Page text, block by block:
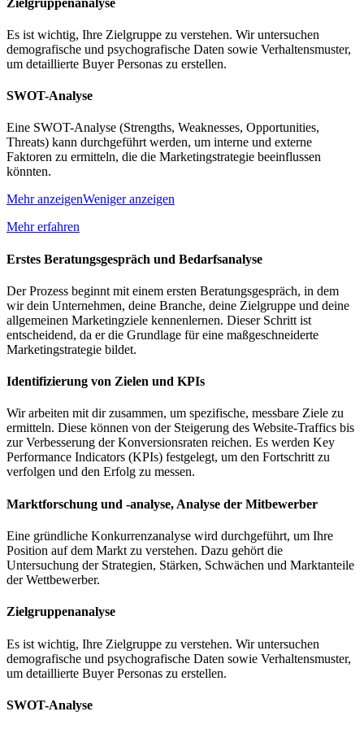
Es ist wichtig, Ihre Zielgruppe zu verstehen. Wir untersuchen
demografische und psychografische Daten sowie Verhaltensmuster,
um detaillierte Buyer Personas zu erstellen.
SWOT-Analyse
Eine SWOT-Analyse (Strengths, Weaknesses, Opportunities,
Threats) kann durchgeführt werden, um interne und externe
Faktoren zu ermitteln, die die Marketingstrategie beeinflussen
könnten.
Mehr anzeigenWeniger anzeigen
Mehr erfahren
Erstes Beratungsgespräch und Bedarfsanalyse
Der Prozess beginnt mit einem ersten Beratungsgespräch, in dem
wir dein Unternehmen, deine Branche, deine Zielgruppe und deine
allgemeinen Marketingziele kennenlernen. Dieser Schritt ist
entscheidend, da er die Grundlage für eine maßgeschneiderte
Marketingstrategie bildet.
Identifizierung von Zielen und KPIs
Wir arbeiten mit dir zusammen, um spezifische, messbare Ziele zu
ermitteln. Diese können von der Steigerung des Website-Traffics bis
zur Verbesserung der Konversionsraten reichen. Es werden Key
Performance Indicators (KPIs) festgelegt, um den Fortschritt zu
verfolgen und den Erfolg zu messen.
Marktforschung und -analyse, Analyse der Mitbewerber
Eine gründliche Konkurrenzanalyse wird durchgeführt, um Ihre
Position auf dem Markt zu verstehen. Dazu gehört die
Untersuchung der Strategien, Stärken, Schwächen und Marktanteile
der Wettbewerber.
Zielgruppenanalyse
Es ist wichtig, Ihre Zielgruppe zu verstehen. Wir untersuchen
demografische und psychografische Daten sowie Verhaltensmuster,
um detaillierte Buyer Personas zu erstellen.
SWOT-Analyse